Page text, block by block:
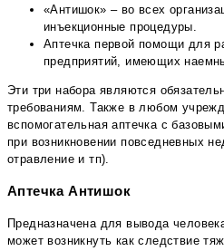
«Антишок» – во всех
инъекционные процедуры.
Аптечка первой помощи для
предприятий, имеющих
Эти три набора являются
требованиям. Также в любом
вспомогательная аптечка с
при возникновении повседневных
отравление и тп).
Аптечка Антишок
Предназначена для вывода
может возникнуть как следствие